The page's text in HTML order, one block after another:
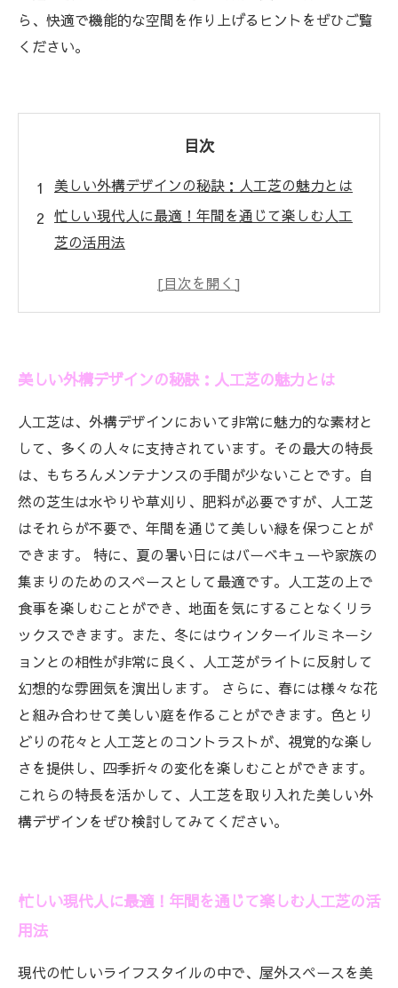
ら、快適で機能的な空間を作り上げるヒントをぜひご覧
ください。
目次
美しい外構デザインの秘訣：人工芝の魅力とは
忙しい現代人に最適！年間を通じて楽しむ人工
芝の活用法
季節ごとの外構デザイン：夏のバーベキューか
人工芝で叶える快適で機能的な外面空間の実現
外構デザインの未来：人工芝の人気が高まる理
由とは
あなたの家も美しく変身！人工芝を取り入れた
外構の成功事例
美しい外構デザインの秘訣：人工芝の魅力とは
人工芝は、外構デザインにおいて非常に魅力的な素材と
して、多くの人々に支持されています。その最大の特長
は、もちろんメンテナンスの手間が少ないことです。自
然の芝生は水やりや草刈り、肥料が必要ですが、人工芝
はそれらが不要で、年間を通じて美しい緑を保つことが
できます。 特に、夏の暑い日にはバーベキューや家族の
集まりのためのスペースとして最適です。人工芝の上で
食事を楽しむことができ、地面を気にすることなくリラ
ックスできます。また、冬にはウィンターイルミネーシ
ョンとの相性が非常に良く、人工芝がライトに反射して
幻想的な雰囲気を演出します。 さらに、春には様々な花
と組み合わせて美しい庭を作ることができます。色とり
どりの花々と人工芝とのコントラストが、視覚的な楽し
さを提供し、四季折々の変化を楽しむことができます。
これらの特長を活かして、人工芝を取り入れた美しい外
構デザインをぜひ検討してみてください。
忙しい現代人に最適！年間を通じて楽しむ人工芝の活
用法
現代の忙しいライフスタイルの中で、屋外スペースを美